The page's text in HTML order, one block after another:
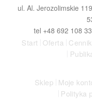
ul. Al. Jerozolimskie
tel +48 692 108
Start Oferta Cennik
Sklep Moje
Polityka